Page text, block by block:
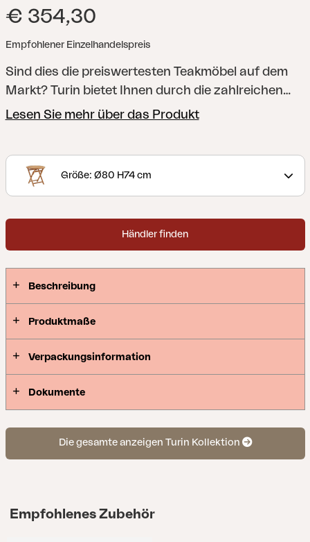
€ 354,30
Empfohlener Einzelhandelspreis
Sind dies die preiswertesten Teakmöbel auf dem
Markt? Turin bietet Ihnen durch die zahlreichen
Teile in jedem Fall ungeahnte Möglichkeiten, um die
zu platzieren und zusammenklappbar sind, und
sich somit auch für kleinere Flächen wie z. B.
ergänzen Sie die Stühle mit der Sitzauflage Solo.
Lesen Sie mehr über das Produkt
Größe: Ø80 H74 cm
Händler finden
Beschreibung
Produktmaße
Verpackungsinformation
Dokumente
Die gesamte anzeigen Turin Kollektion
Empfohlenes Zubehör